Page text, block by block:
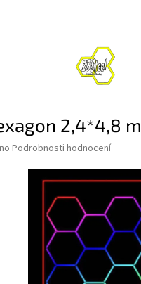
2,4*4,8 m
Podrobnosti hodnocení